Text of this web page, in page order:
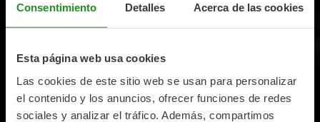
Consentimiento Detalles Acerca de las cookies
Esta página web usa cookies
Las cookies de este sitio web se usan para personalizar
el contenido y los anuncios, ofrecer funciones de redes
sociales y analizar el tráfico. Además, compartimos